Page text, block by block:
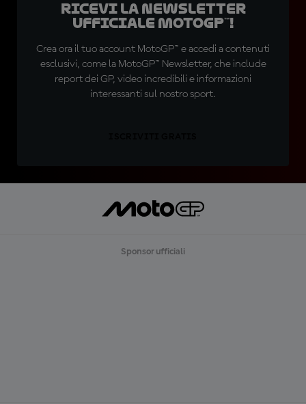
Ricevi la newsletter
ufficiale MotoGP™!
Crea ora il tuo account MotoGP™ e accedi a contenuti
esclusivi, come la MotoGP™ Newsletter, che include
report dei GP, video incredibili e informazioni
interessanti sul nostro sport.
Sponsor ufficiali